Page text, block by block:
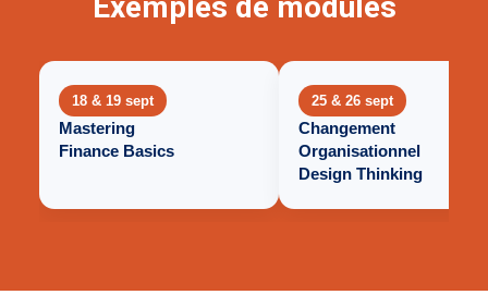
18 & 19 sept
Mastering
Finance Basics
25 & 26 sept
Changement
Organisationnel
Design Thinking